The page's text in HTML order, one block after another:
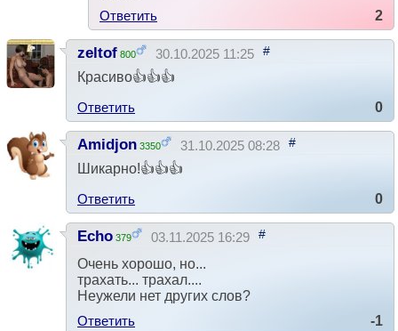
Ответить
2
zeltof 800 30.10.2025 11:25 #
Красиво👍👍👍
Ответить
0
Amidjon 3350 31.10.2025 08:28 #
Шикарно!👍👍👍
Ответить
0
Echo 379 03.11.2025 16:29 #
Очень хорошо, но...
трахать... трахал....
Неужели нет других слов?
Ответить
-1